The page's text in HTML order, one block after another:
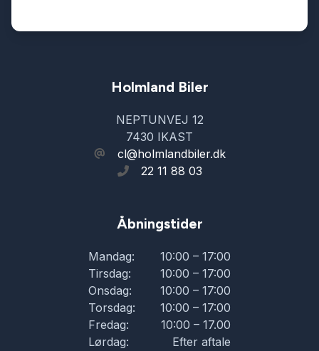
Holmland Biler
NEPTUNVEJ 12
7430 IKAST
cl@holmlandbiler.dk
22 11 88 03
Åbningstider
Mandag:
10:00 – 17:00
Tirsdag:
10:00 – 17:00
Onsdag:
10:00 – 17:00
Torsdag:
10:00 – 17:00
Fredag:
10:00 – 17.00
Lørdag:
Efter aftale